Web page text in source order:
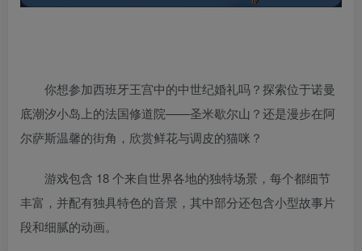
你想参加西班牙王宫中的中世纪婚礼吗？探索位于诺曼
底潮汐小岛上的法国修道院——圣米歇尔山？还是漫步在阿
尔萨斯温馨的街角，欣赏鲜花与调皮的猫咪？
游戏包含 18 个来自世界各地的独特场景，每个都细节
丰富，并配有独具特色的音景，其中部分还包含小型故事片
段和细腻的动画。